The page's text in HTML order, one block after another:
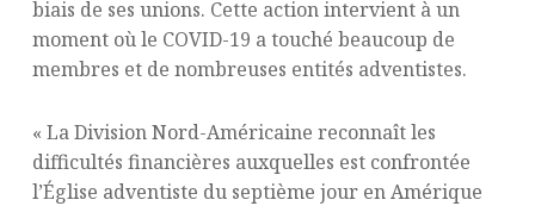
biais de ses unions. Cette action intervient à un
moment où le COVID-19 a touché beaucoup de
membres et de nombreuses entités adventistes.
« La Division Nord-Américaine reconnaît les
difficultés financières auxquelles est confrontée
l’Église adventiste du septième jour en Amérique